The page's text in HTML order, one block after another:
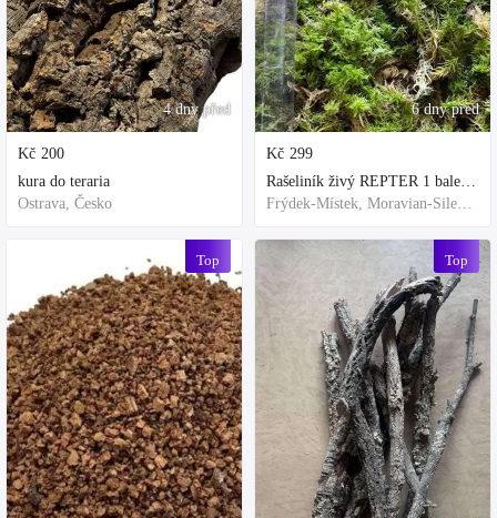
4 dny před
Kč 200
kura do teraria
Ostrava, Česko
Top
6 dny před
Kč 299
Rašeliník živý REPTER 1 balení - násada, TOP kvalita 30cm-30cm-8cm
Frýdek-Místek, Moravian-Silesian Region,Others
Top